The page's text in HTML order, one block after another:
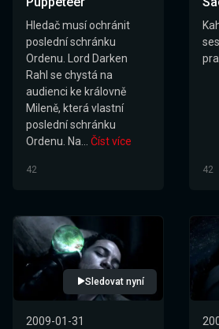
Hledač musí ochránit
poslední schránku
Ordenu. Lord Darken
Rahl se chystá na
audienci ke královně
Mileně, která vlastní
poslední schránku
Ordenu. Na...
Číst více
42 42
Sledovat nyní
2009-01-31